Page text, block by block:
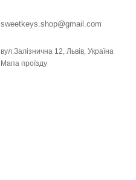
sweetkeys.shop@gmail.com
вул.Залізнична 12, Львів, Україна
Мапа проїзду